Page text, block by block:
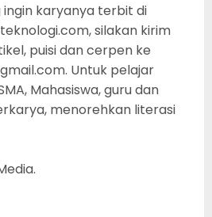
karyanya terbit di
silakan kirim
puisi dan cerpen ke
Untuk pelajar
Mahasiswa, guru dan
menorehkan literasi